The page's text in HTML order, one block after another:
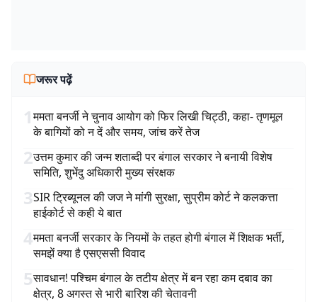
जरूर पढ़ें
1ममता बनर्जी ने चुनाव आयोग को फिर लिखी चिट्ठी, कहा- तृणमूल
के बागियों को न दें और समय, जांच करें तेज
2उत्तम कुमार की जन्म शताब्दी पर बंगाल सरकार ने बनायी विशेष
समिति, शुभेंदु अधिकारी मुख्य संरक्षक
3SIR ट्रिब्यूनल की जज ने मांगी सुरक्षा, सुप्रीम कोर्ट ने कलकत्ता
हाईकोर्ट से कही ये बात
4ममता बनर्जी सरकार के नियमों के तहत होगी बंगाल में शिक्षक भर्ती,
समझें क्या है एसएससी विवाद
5सावधान! पश्चिम बंगाल के तटीय क्षेत्र में बन रहा कम दबाव का
क्षेत्र, 8 अगस्त से भारी बारिश की चेतावनी